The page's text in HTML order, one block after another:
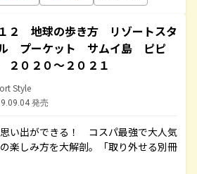
２ 地球の歩き方 リゾートスタ
プーケット サムイ島 ピピ
０２０～２０２１
Style
発売
い出ができる！ コスパ最強で大人気
楽しみ方を大解剖。「取り外せる別冊